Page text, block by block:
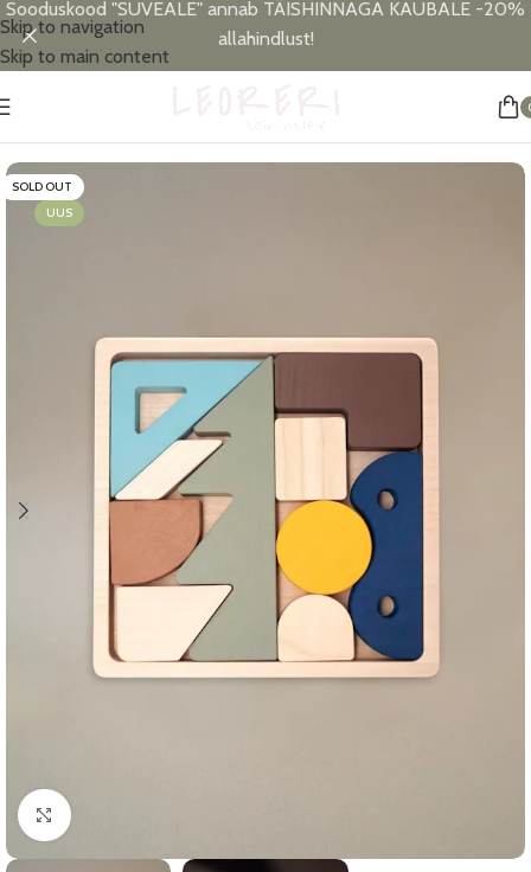
Skip to navigation
Skip to main content
Sooduskood "SUVEALE" annab TÄISHINNAGA KAUBALE -20%
allahindlust!
Esileht
SOLD OUT
UUS
Click to enlarge